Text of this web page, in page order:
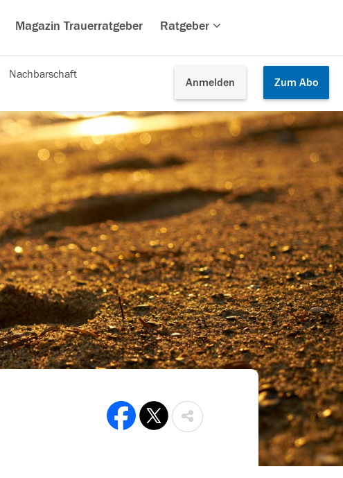
Magazin Trauerratgeber Ratgeber
Anmelden Zum Abo
Nachbarschaft